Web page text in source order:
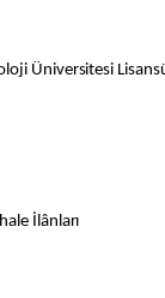
Üniversitesi
İlânları